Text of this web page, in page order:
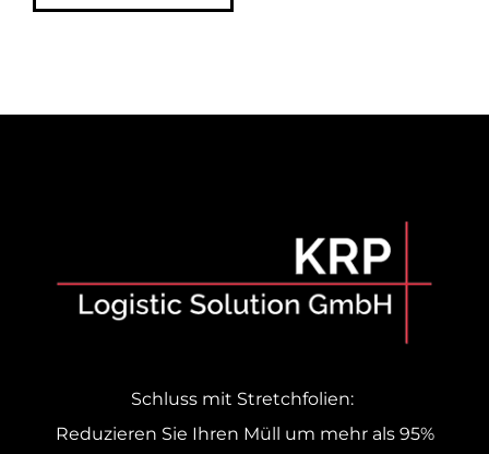
Schluss mit Stretchfolien:
Reduzieren Sie Ihren Müll um mehr als 95%